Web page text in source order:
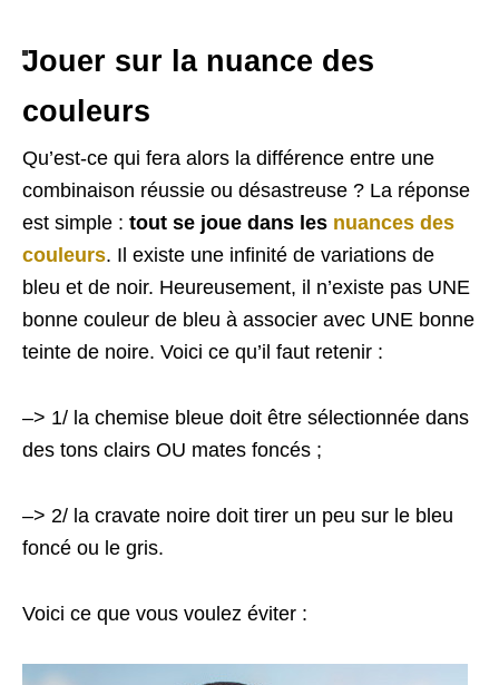
Jouer sur la nuance des
couleurs
Qu’est-ce qui fera alors la différence entre une
combinaison réussie ou désastreuse ? La réponse
est simple : tout se joue dans les nuances des
couleurs. Il existe une infinité de variations de
bleu et de noir. Heureusement, il n’existe pas UNE
bonne couleur de bleu à associer avec UNE bonne
teinte de noire. Voici ce qu’il faut retenir :
–> 1/ la chemise bleue doit être sélectionnée dans
des tons clairs OU mates foncés ;
–> 2/ la cravate noire doit tirer un peu sur le bleu
foncé ou le gris.
Voici ce que vous voulez éviter :